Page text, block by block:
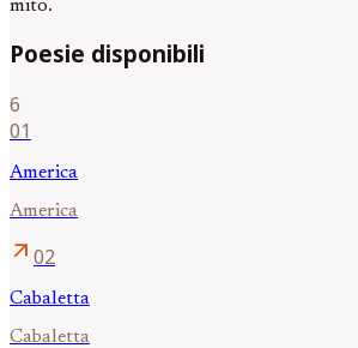
mito.
Poesie disponibili
6
01
America
America
arrow_outward 02
Cabaletta
Cabaletta